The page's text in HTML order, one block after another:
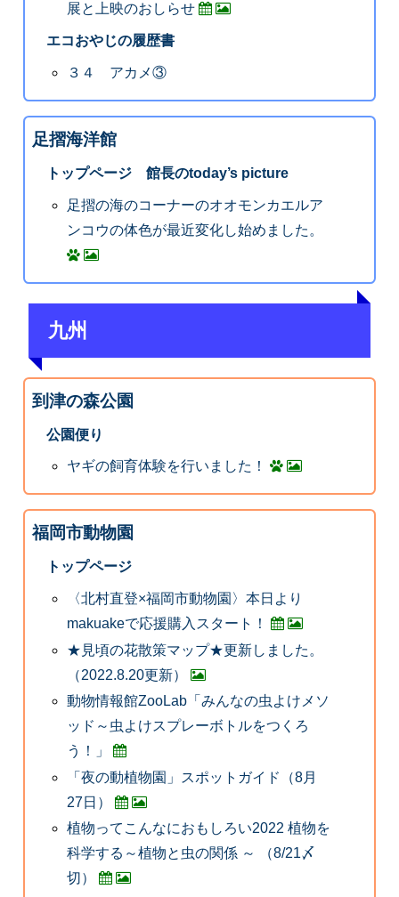
展と上映のおしらせ
エコおやじの履歴書
３４ アカメ③
足摺海洋館
トップページ 館長のtoday’s picture
足摺の海のコーナーのオオモンカエルア
ンコウの体色が最近変化し始めました。
九州
到津の森公園
公園便り
ヤギの飼育体験を行いました！
福岡市動物園
トップページ
〈北村直登×福岡市動物園〉本日より
makuakeで応援購入スタート！
★見頃の花散策マップ★更新しました。
（2022.8.20更新）
動物情報館ZooLab「みんなの虫よけメソ
ッド～虫よけスプレーボトルをつくろ
う！」
「夜の動植物園」スポットガイド（8月
27日）
植物ってこんなにおもしろい2022 植物を
科学する～植物と虫の関係 ～ （8/21〆
切）